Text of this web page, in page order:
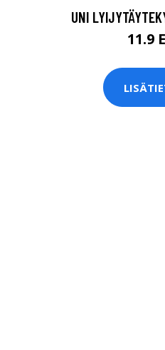
UNI
11.9